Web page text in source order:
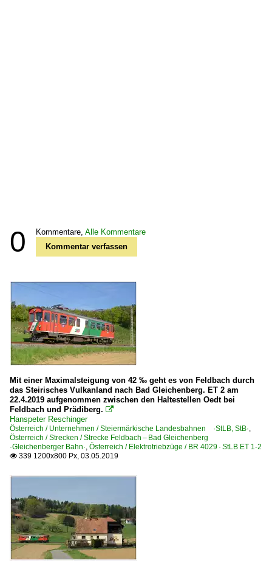
0 Kommentare, Alle Kommentare
Kommentar verfassen
Mit einer Maximalsteigung von 42 ‰ geht es von Feldbach durch
das Steirisches Vulkanland nach Bad Gleichenberg. ET 2 am
22.4.2019 aufgenommen zwischen den Haltestellen Oedt bei
Feldbach und Prädiberg. 
Hanspeter Reschinger
Österreich / Unternehmen / Steiermärkische Landesbahnen ·StLB, StB·,
Österreich / Strecken / Strecke Feldbach – Bad Gleichenberg
·Gleichenberger Bahn·, Österreich / Elektrotriebzüge / BR 4029 · StLB ET 1-2
 339 1200x800 Px, 03.05.2019